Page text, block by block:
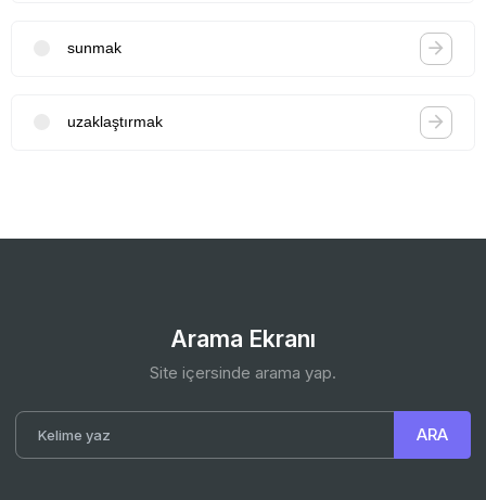
sunmak
uzaklaştırmak
Arama Ekranı
Site içersinde arama yap.